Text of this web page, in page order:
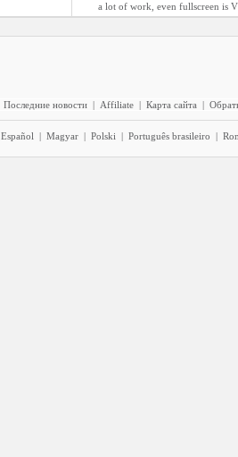
a lot of work, even fullscreen is
Последние новости | Affiliate | Карта сайта |
Español | Magyar | Polski | Português brasileiro |